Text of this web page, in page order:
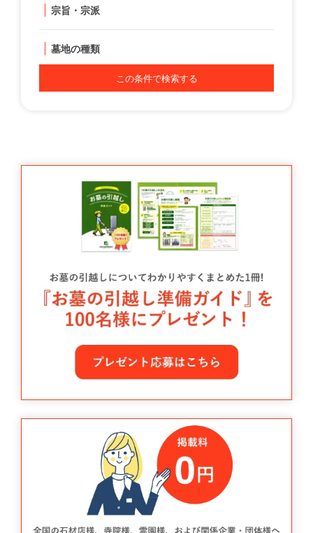
宗旨・宗派
墓地の種類
この条件で検索する